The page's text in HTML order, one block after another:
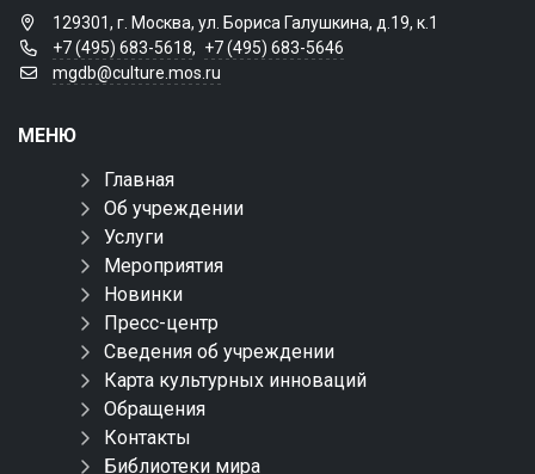
129301, г. Москва, ул. Бориса Галушкина, д.19, к.1
+7 (495) 683-5618, +7 (495) 683-5646
mgdb@culture.mos.ru
МЕНЮ
Главная
Об учреждении
Услуги
Мероприятия
Новинки
Пресс-центр
Сведения об учреждении
Карта культурных инноваций
Обращения
Контакты
Библиотеки мира